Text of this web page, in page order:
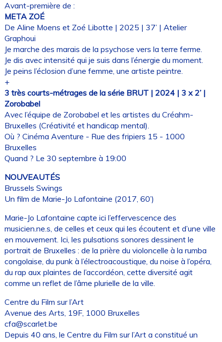
Avant-première de :
META ZOÉ
De Aline Moens et Zoé Libotte | 2025 | 37’ | Atelier
Graphoui
Je marche des marais de la psychose vers la terre ferme.
Je dis avec intensité qui je suis dans l’énergie du moment.
Je peins l’éclosion d’une femme, une artiste peintre.
+
3 très courts-métrages de la série BRUT | 2024 | 3 x 2’ |
Zorobabel
Avec l’équipe de Zorobabel et les artistes du Créahm-
Bruxelles (Créativité et handicap mental).
Où ? Cinéma Aventure - Rue des fripiers 15 - 1000
Bruxelles
Quand ? Le 30 septembre à 19:00
NOUVEAUTÉS
Brussels Swings
Un film de Marie-Jo Lafontaine (2017, 60’)
Marie-Jo Lafontaine capte ici l’effervescence des
musicien.ne.s, de celles et ceux qui les écoutent et d’une ville
en mouvement. Ici, les pulsations sonores dessinent le
portrait de Bruxelles : de la prière du violoncelle à la rumba
congolaise, du punk à l’électroacoustique, du noise à l’opéra,
du rap aux plaintes de l’accordéon, cette diversité agit
comme un reflet de l’âme plurielle de la ville.
Centre du Film sur l’Art
Avenue des Arts, 19F, 1000 Bruxelles
cfa@scarlet.be
Depuis 40 ans, le Centre du Film sur l’Art a constitué un